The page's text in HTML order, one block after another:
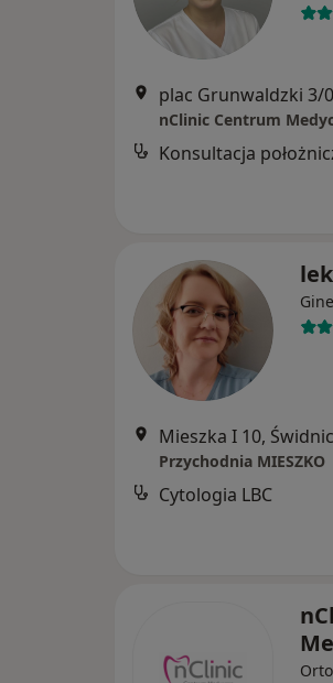
plac Grunwaldzki 3/
nClinic Centrum
Konsultacja
Mieszka I 10,
Przychodnia MIESZKO
Cytologia LBC